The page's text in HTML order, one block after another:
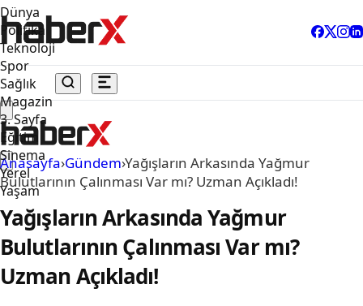
Dünya
Politika
Teknoloji
Spor
Sağlık
Magazin
3. Sayfa
Eğitim
Sinema
Yerel
Yaşam
Anasayfa›Gündem›Yağışların Arkasında Yağmur
Bulutlarının Çalınması Var mı? Uzman Açıkladı!
Yağışların Arkasında Yağmur
Bulutlarının Çalınması Var mı?
Uzman Açıkladı!